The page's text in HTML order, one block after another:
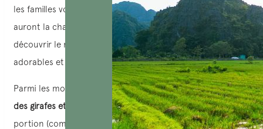
les familles voyageant avec de jeunes enfants. Ces derniers
auront la chance de se rapprocher de la nature et de
découvrir le monde animal à travers des activités à la fois
adorables et éducatives.
Parmi les moments forts à ne pas manquer :le nourrissage
des girafes et des éléphants– pour seulement 2 euros la
portion (composée de feuilles, haricots verts et carottes),